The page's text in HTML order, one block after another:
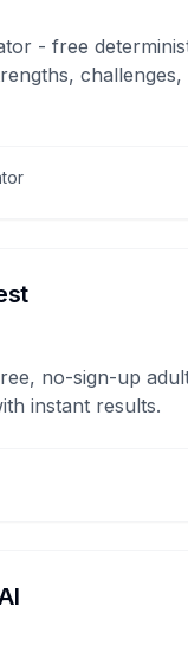
- free
challenges,
no-sign-up
instant results.